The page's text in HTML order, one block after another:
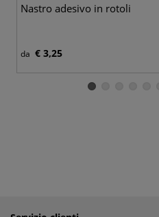
Nastro adesivo in rotoli
da € 3,25